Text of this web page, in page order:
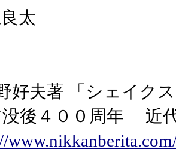
良太
好夫著 「シェイ
没後４００周年 近